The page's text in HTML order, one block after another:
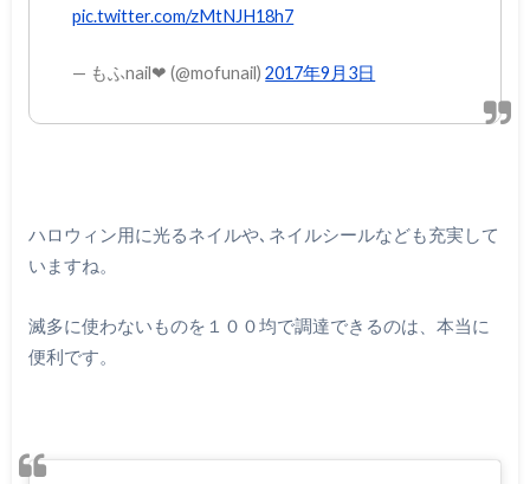
pic.twitter.com/zMtNJH18h7
— もふnail❤︎ (@mofunail)2017年9月3日
ハロウィン用に光るネイルや､ネイルシールなども充実して
いますね。
滅多に使わないものを１００均で調達できるのは、本当に
便利です。